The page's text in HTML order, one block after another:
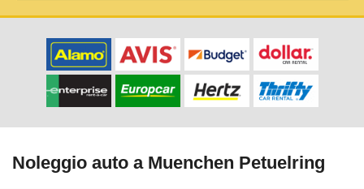
Noleggio auto a Muenchen Petuelring